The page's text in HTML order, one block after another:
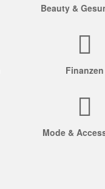
Beauty &
Finanzen
Mode &